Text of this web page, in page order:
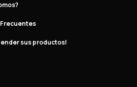
sus productos!